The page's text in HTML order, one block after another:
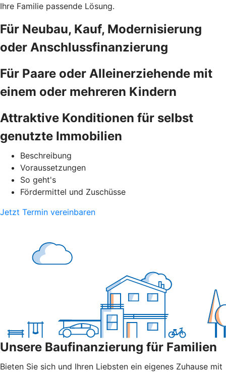
Ihre Familie passende Lösung.
Für Neubau, Kauf, Modernisierung
oder Anschlussfinanzierung
Für Paare oder Alleinerziehende mit
einem oder mehreren Kindern
Attraktive Konditionen für selbst
genutzte Immobilien
Beschreibung
Voraussetzungen
So geht's
Fördermittel und Zuschüsse
Jetzt Termin vereinbaren
Unsere Baufinanzierung für Familien
Bieten Sie sich und Ihren Liebsten ein eigenes Zuhause mit